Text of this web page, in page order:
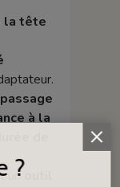
la tête
passage
à la
un
?